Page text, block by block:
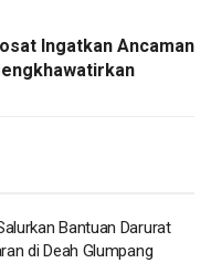
Ingatkan Ancaman
Bantuan Darurat
di Deah Glumpang